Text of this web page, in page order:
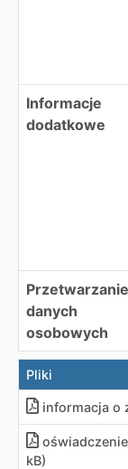
Informacje
dodatkowe
Przetwarzanie
danych
osobowych
Pliki
informacja o
kB)